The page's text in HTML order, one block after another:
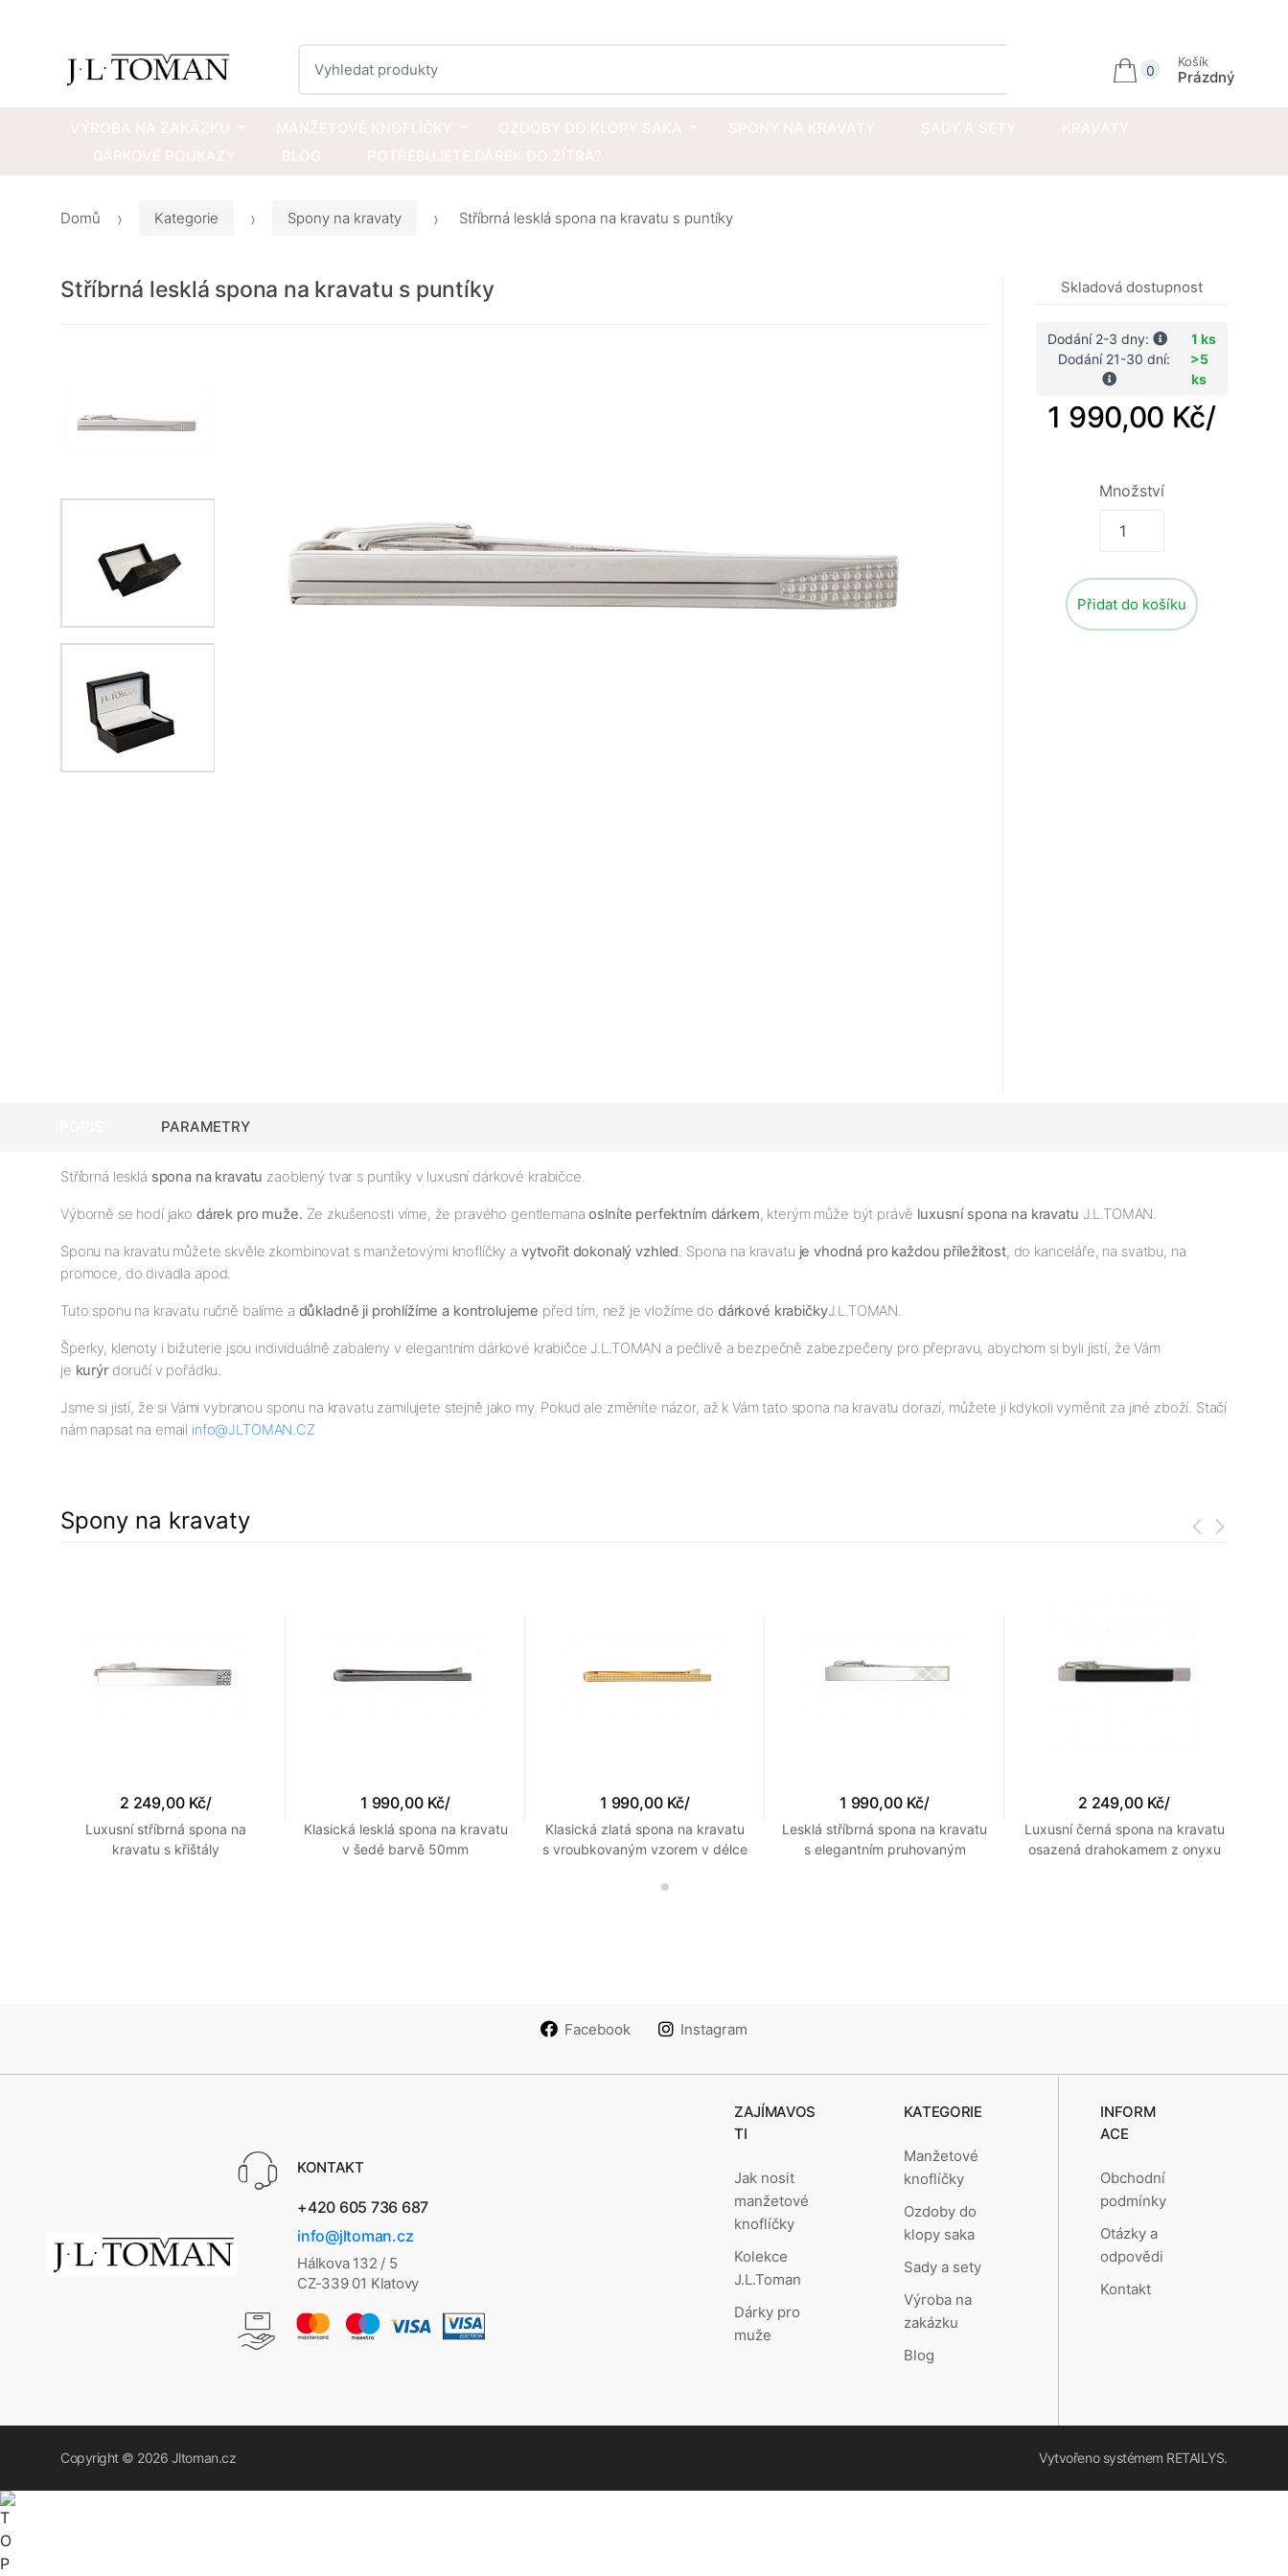
0
Košík
Prázdný
Domů Kategorie Spony na kravaty Stříbrná lesklá spona na kravatu s puntíky
Stříbrná lesklá spona na kravatu s puntíky Skladová dostupnost
Dodání 2-3 dny:
1 ks
Dodání 21-30 dní:
>5
ks
1 990,00 Kč/
Množství
Přidat do košíku
PARAMETRY
Stříbrná lesklá spona na kravatu zaoblený tvar s puntíky v luxusní dárkové krabičce.
Výborně se hodí jako dárek pro muže. Ze zkušenosti víme, že pravého gentlemanaoslníte perfektním dárkem, kterým může být právě luxusní spona na kravatu J.L.TOMAN.
Sponu na kravatu můžete skvěle zkombinovat s manžetovými knoflíčky a vytvořit dokonalý vzhled. Spona na kravatu je vhodná pro každou příležitost, do kanceláře, na svatbu, na
promoce, do divadla apod.
Tuto sponu na kravatu ručně balíme a důkladně ji prohlížíme a kontrolujeme před tím, než je vložíme do dárkové krabičkyJ.L.TOMAN.
Šperky, klenoty i bižuterie jsou individuálně zabaleny v elegantním dárkové krabičce J.L.TOMAN a pečlivě a bezpečně zabezpečeny pro přepravu, abychom si byli jistí, že Vám
je kurýr doručí v pořádku.
Jsme si jistí, že si Vámi vybranou sponu na kravatu zamilujete stejně jako my. Pokud ale změníte názor, až k Vám tato spona na kravatu dorazí, můžete ji kdykoli vyměnit za jiné zboží. Stačí
nám napsat na email info@JLTOMAN.CZ
Spony na kravaty
2 249,00 Kč/
Luxusní stříbrná spona na
kravatu s křištály
1 990,00 Kč/
Klasická lesklá spona na kravatu
v šedé barvě 50mm
1 990,00 Kč/
Klasická zlatá spona na kravatu
s vroubkovaným vzorem v délce
1 990,00 Kč/
Lesklá stříbrná spona na kravatu
s elegantním pruhovaným
2 249,00 Kč/
Luxusní černá spona na kravatu
osazená drahokamem z onyxu
Facebook Instagram
KONTAKT
+420 605 736 687
info@jltoman.cz
Hálkova 132 / 5
CZ-339 01 Klatovy
ZAJÍMAVOS
TI
Jak nosit
manžetové
knoflíčky
Kolekce
J.L.Toman
Dárky pro
muže
KATEGORIE
Manžetové
knoflíčky
Ozdoby do
klopy saka
Sady a sety
Výroba na
zakázku
Blog
INFORM
ACE
Obchodní
podmínky
Otázky a
odpovědi
Kontakt
Copyright © 2026 Jltoman.cz Vytvořeno systémem RETAILYS.